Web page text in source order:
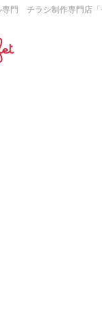
専門 チラシ制作専門店